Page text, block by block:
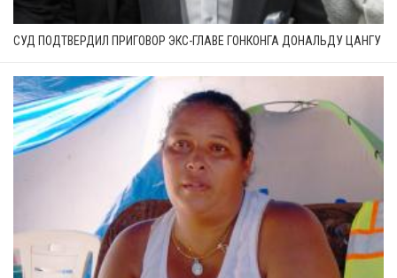
СУД ПОДТВЕРДИЛ ПРИГОВОР ЭКС-ГЛАВЕ ГОНКОНГА ДОНАЛЬДУ ЦАНГУ